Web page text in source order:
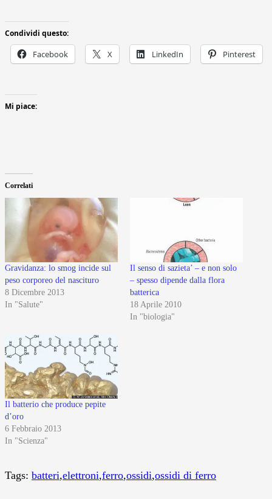
Condividi questo:
Facebook X LinkedIn Pinterest
Mi piace:
Correlati
Gravidanza: lo smog incide sul
peso corporeo del nascituro
8 Dicembre 2013
In "Salute"
Il senso di sazieta’ – e non solo
– spesso dipende dalla flora
batterica
18 Aprile 2010
In "biologia"
Il batterio che produce pepite
d’oro
6 Febbraio 2013
In "Scienza"
Tags: batteri,elettroni,ferro,ossidi,ossidi di ferro